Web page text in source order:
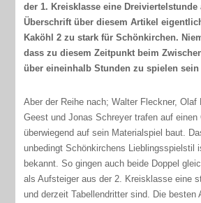
der 1. Kreisklasse eine Dreiviertelstunde
Überschrift über diesem Artikel
Kaköhl 2 zu stark für Schönkirchen.
dass zu diesem Zeitpunkt beim
über eineinhalb Stunden zu spielen sein
Aber der Reihe nach; Walter Fleckner, Olaf
Geest und Jonas Schreyer trafen auf einen
überwiegend auf sein Materialspiel baut.
unbedingt Schönkirchens Lieblingsspielstil
bekannt. So gingen auch beide Doppel
als Aufsteiger aus der 2. Kreisklasse eine
und derzeit Tabellendritter sind. Die besten